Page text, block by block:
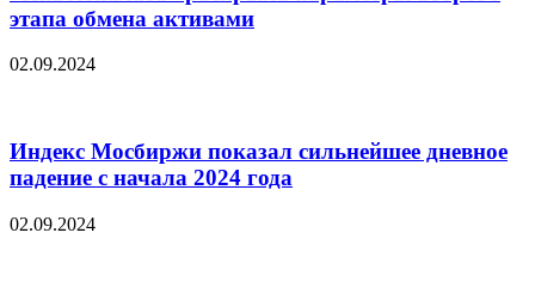
этапа обмена активами
02.09.2024
Индекс Мосбиржи показал сильнейшее дневное
падение с начала 2024 года
02.09.2024